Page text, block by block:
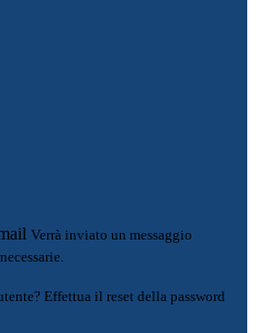
Verrà inviato un messaggio
Effettua il reset della password